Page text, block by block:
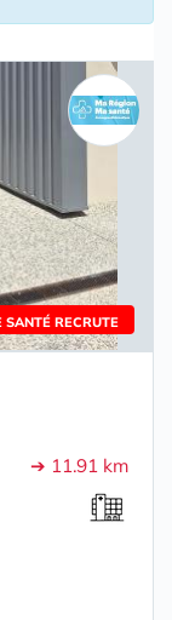
SANTÉ RECRUTE
➔ 11.91 km